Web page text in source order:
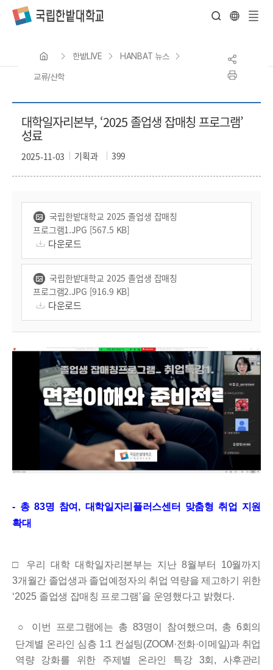
한밭LIVE HANBAT 뉴스
교류/산학
대학일자리본부, ‘2025 졸업생 잡매칭 프로그램’
성료
기획과 399
2025-11-03
국립한밭대학교 2025 졸업생 잡매칭
프로그램1.JPG [567.5 KB]
다운로드
국립한밭대학교 2025 졸업생 잡매칭
프로그램2.JPG [916.9 KB]
다운로드
- 총 83명 참여 , 대학일자리플러스센터 맞춤형 취업 지원
확대
□ 우리 대학대학일자리본부는 지난8월부터 10월까지
3개월간 졸업생과 졸업예정자의 취업 역량을 제고하기 위한
‘2025 졸업생 잡매칭 프로그램’을 운영했다고 밝혔다.
○ 이번 프로그램에는 총 83명이 참여했으며, 총6회의
단계별 온라인 심층 1:1 컨설팅(ZOOM·전화·이메일)과 취업
역량 강화를 위한 주제별 온라인 특강 3회 , 사후관리